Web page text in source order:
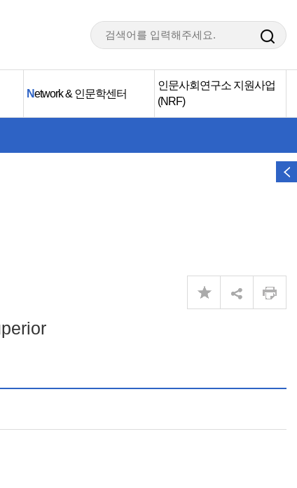
Network & 인문학센터
인문사회연구소 지원사업
(NRF)